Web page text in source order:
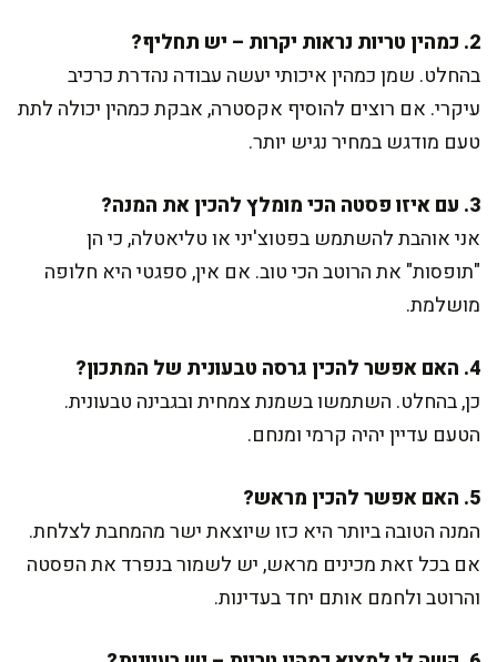
2. כמהין טריות נראות יקרות – יש תחליף?
בהחלט. שמן כמהין איכותי יעשה עבודה נהדרת כרכיב
עיקרי. אם רוצים להוסיף אקסטרה, אבקת כמהין יכולה לתת
טעם מודגש במחיר נגיש יותר.
3. עם איזו פסטה הכי מומלץ להכין את המנה?
אני אוהבת להשתמש בפטוצ'יני או טליאטלה, כי הן
"תופסות" את הרוטב הכי טוב. אם אין, ספגטי היא חלופה
מושלמת.
4. האם אפשר להכין גרסה טבעונית של המתכון?
כן, בהחלט. השתמשו בשמנת צמחית ובגבינה טבעונית.
הטעם עדיין יהיה קרמי ומנחם.
5. האם אפשר להכין מראש?
המנה הטובה ביותר היא כזו שיוצאת ישר מהמחבת לצלחת.
אם בכל זאת מכינים מראש, יש לשמור בנפרד את הפסטה
והרוטב ולחמם אותם יחד בעדינות.